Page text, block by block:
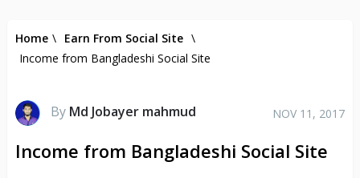
Home \ Earn From Social Site \
Income from Bangladeshi Social Site
By Md Jobayer mahmud NOV 11, 2017
Income from Bangladeshi Social Site